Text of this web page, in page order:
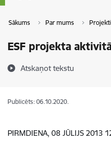
Sākums Par mums Projekti
ESF projekta
Atskaņot tekstu
Publicēts: 06.10.2020.
PIRMDIENA, 08 JŪLIJS 2013